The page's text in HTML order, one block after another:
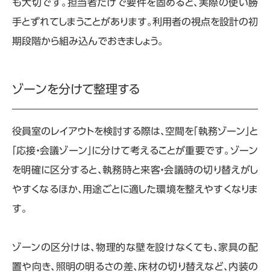
も大切です。担当者だけで要件を固めると、実際の使い勝
手とずれてしまうことがあります。利用者の視点を設計の初
期段階から組み込んでおきましょう。
ゾーンを分けて整理する
役員室のレイアウトを検討する際は、空間を「執務ゾーン」と
「応接・会議ゾーン」に分けて考えることが重要です。ゾーン
を明確に区分すると、執務時と来客・会議時の切り替えがし
やすくなるほか、用途ごとに適した環境を整えやすくなりま
す。
ゾーンの区分けは、物理的な壁を設けなくても、家具の配
置や向き、照明の明るさの差、床材の切り替えなど、内装の